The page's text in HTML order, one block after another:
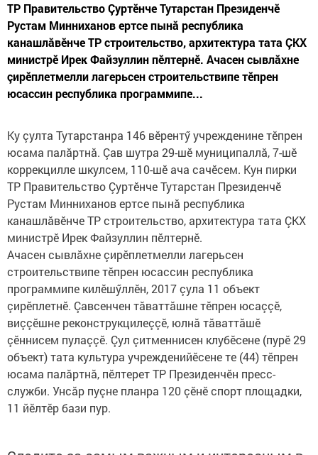
ТР Правительство Çуртӗнче Тутарстан Президенчӗ
Рустам Минниханов ертсе пынă республика
канашлăвӗнче ТР строительство, архитектура тата ÇКХ
министрӗ Ирек Файзуллин пӗлтернӗ. Ачасен сывлăхне
çирӗплетмелли лагерьсен строительствипе тӗпрен
юсассин республика программипе...
Ку çулта Тутарстанра 146 вӗрентӳ учрежденине тӗпрен
юсама палăртнă. Çав шутра 29-шӗ муниципаллă, 7-шӗ
коррекцилле шкулсем, 110-шӗ ача сачӗсем. Кун пирки
ТР Правительство Çуртӗнче Тутарстан Президенчӗ
Рустам Минниханов ертсе пынă республика
канашлăвӗнче ТР строительство, архитектура тата ÇКХ
министрӗ Ирек Файзуллин пӗлтернӗ.
Ачасен сывлăхне çирӗплетмелли лагерьсен
строительствипе тӗпрен юсассин республика
программипе килӗшӳллӗн, 2017 çула 11 объект
çирӗплетнӗ. Çавсенчен тăваттăшне тӗпрен юсаççӗ,
виççӗшне реконструкцилеççӗ, юлнă тăваттăшӗ
çӗннисем пулаççӗ. Çул çитменнисен клубӗсене (пурӗ 29
объект) тата культура учрежденийӗсене те (44) тӗпрен
юсама палăртнă, пӗлтерет ТР Президенчӗн пресс-
служби. Унсăр пуçне планра 120 çӗнӗ спорт площадки,
11 йӗлтӗр бази пур.